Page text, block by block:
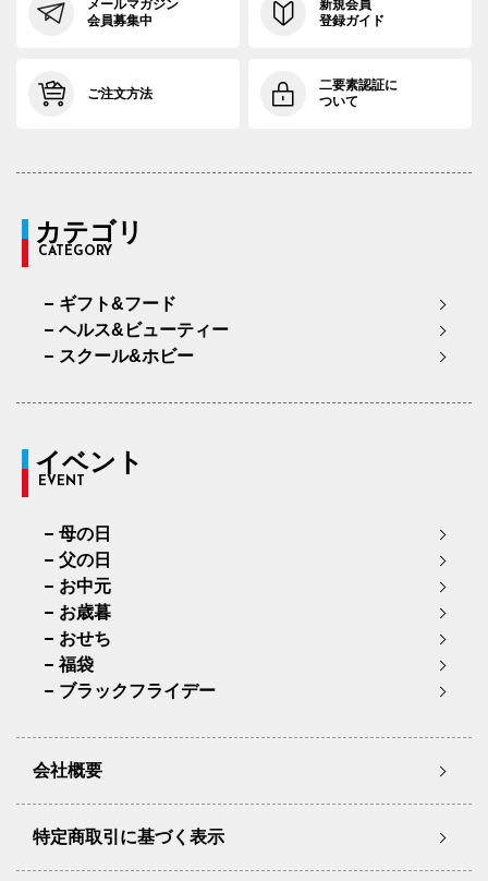
メールマガジン
会員募集中
新規会員
登録ガイド
ご注文方法
二要素認証に
ついて
カテゴリ
CATEGORY
ギフト&フード
ヘルス&ビューティー
スクール&ホビー
イベント
EVENT
母の日
父の日
お中元
お歳暮
おせち
福袋
ブラックフライデー
会社概要
特定商取引に基づく表示